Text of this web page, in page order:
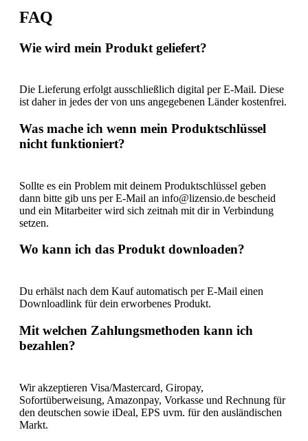
FAQ
Wie wird mein Produkt geliefert?
Die Lieferung erfolgt ausschließlich digital per E-Mail. Diese
ist daher in jedes der von uns angegebenen Länder kostenfrei.
Was mache ich wenn mein Produktschlüssel
nicht funktioniert?
Sollte es ein Problem mit deinem Produktschlüssel geben
dann bitte gib uns per E-Mail an info@lizensio.de bescheid
und ein Mitarbeiter wird sich zeitnah mit dir in Verbindung
setzen.
Wo kann ich das Produkt downloaden?
Du erhälst nach dem Kauf automatisch per E-Mail einen
Downloadlink für dein erworbenes Produkt.
Mit welchen Zahlungsmethoden kann ich
bezahlen?
Wir akzeptieren Visa/Mastercard, Giropay,
Sofortüberweisung, Amazonpay, Vorkasse und Rechnung für
den deutschen sowie iDeal, EPS uvm. für den ausländischen
Markt.